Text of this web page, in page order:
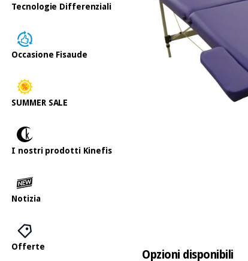
Tecnologie Differenziali
Occasione Fisaude
SUMMER SALE
I nostri prodotti Kinefis
Notizia
Offerte
Opzioni disponibili